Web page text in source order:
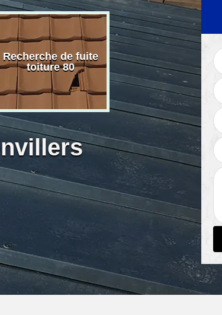
Recherche de fuite
toiture 80
Pose de velux 80